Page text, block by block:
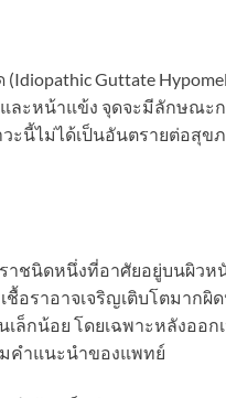
Guttate
ละหน้าแข้ง จุดจะมีลักษณะ
ะนี้ไม่ได้เป็นอันตรายต่อสุข
ราชนิดหนึ่งที่อาศัยอยู่บนผิว
อราอาจเจริญเติบโตมากผิ
กน้อย โดยเฉพาะหลังออก
คำแนะนำของแพทย์